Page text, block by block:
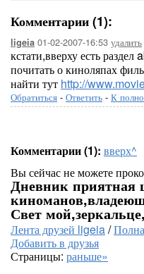
Комментарии (1):
ligeia 01-02-2007-16:53 удалить
кстати,вверху есть
почитать о киноляпах
найти тут http://
Обратиться - Ответить - К
Комментарии (1): вверх^
Вы сейчас не можете
Дневник приятная
Свет
Лента друзей ligeia/
Добавить в друзья
Страницы: раньше»